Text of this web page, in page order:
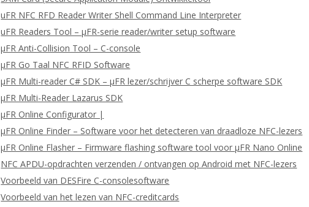
uFR NFC RFD Reader Writer Shell Command Line Interpreter
uFR Readers Tool – μFR-serie reader/writer setup software
μFR Anti-Collision Tool – C-console
μFR Go Taal NFC RFID Software
μFR Multi-reader C# SDK – μFR lezer/schrijver C scherpe software SDK
μFR Multi-Reader Lazarus SDK
μFR Online Configurator |
μFR Online Finder – Software voor het detecteren van draadloze NFC-lezers
μFR Online Flasher – Firmware flashing software tool voor μFR Nano Online
NFC APDU-opdrachten verzenden / ontvangen op Android met NFC-lezers
Voorbeeld van DESFire C-consolesoftware
Voorbeeld van het lezen van NFC-creditcards